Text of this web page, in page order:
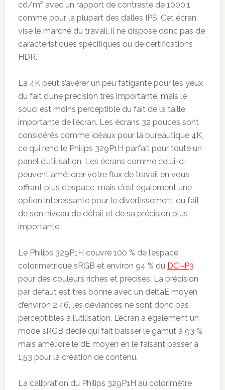
cd/m² avec un rapport de contraste de 1000:1
comme pour la plupart des dalles IPS. Cet écran
vise le marché du travail, il ne dispose donc pas de
caractéristiques spécifiques ou de certifications
HDR.
La 4K peut s’avérer un peu fatigante pour les yeux
du fait d’une précision très importante, mais le
souci est moins perceptible du fait de la taille
importante de l’écran. Les écrans 32 pouces sont
considérés comme idéaux pour la bureautique 4K,
ce qui rend le Philips 329P1H parfait pour toute un
panel d’utilisation. Les écrans comme celui-ci
peuvent améliorer votre flux de travail en vous
offrant plus d’espace, mais c’est également une
option intéressante pour le divertissement du fait
de son niveau de détail et de sa précision plus
importante.
Le Philips 329P1H couvre 100 % de l’espace
colorimétrique sRGB et environ 94 % du DCI-P3
pour des couleurs riches et précises. La précision
par défaut est très bonne avec un deltaE moyen
d’environ 2,46, les déviances ne sont donc pas
perceptibles à l’utilisation. L’écran a également un
mode sRGB dédié qui fait baisser le gamut à 93 %
mais améliore le dE moyen en le faisant passer à
1,53 pour la création de contenu.
La calibration du Philips 329P1H au colorimètre